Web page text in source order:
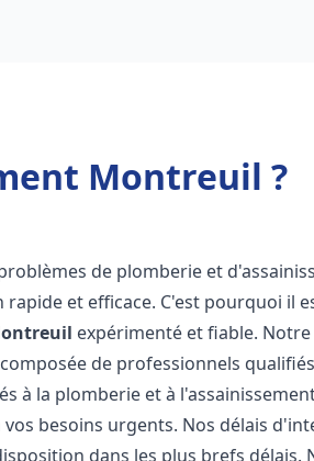
Montreuil ?
de plomberie et
et efficace. C'est pourquoi il
expérimenté et fiable.
de professionnels
à la plomberie et à
besoins urgents. Nos délais
dans les plus brefs délais.